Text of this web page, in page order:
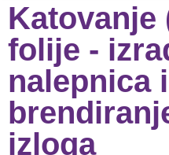
Katovanje
folije -
nalepnica
izloga